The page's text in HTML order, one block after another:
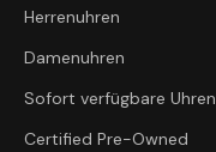
Herrenuhren
Damenuhren
Sofort verfügbare Uhren
Certified Pre-Owned